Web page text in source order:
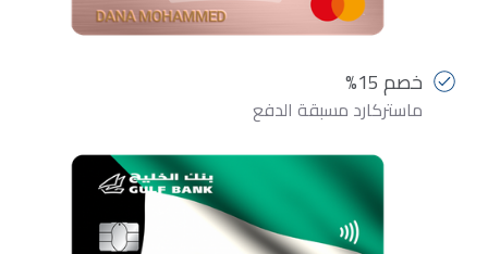
خصم 15%
ماستركارد مسبقة الدفع